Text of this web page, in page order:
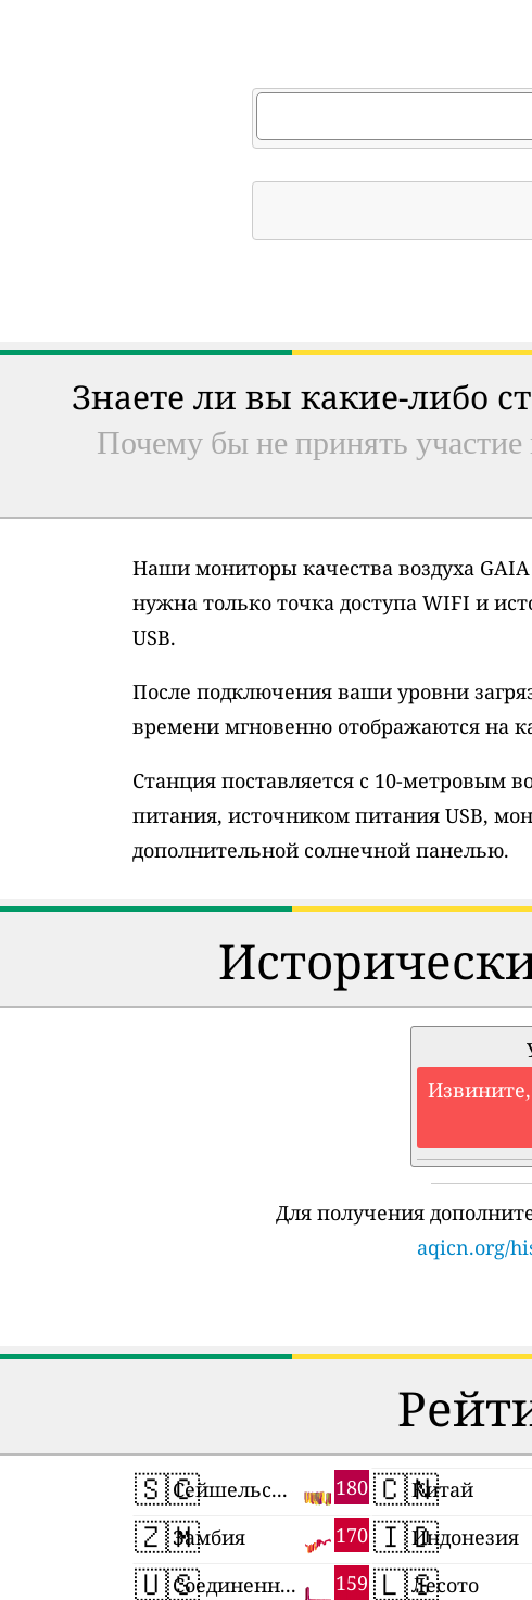
Знаете ли вы какие-либо
Почему бы не принять участие
Наши мониторы качества воздуха
нужна только точка доступа WIFI и
USB.
После подключения ваши уровни
времени мгновенно отображаются на
Станция поставляется с 10-метровым
питания, источником питания USB,
дополнительной солнечной панелью.
Для получения
aqicn.org/
🇸🇨 180
Сейшельские Острова
🇿🇲 170
Замбия
🇺🇸 159
Соединенные Штаты
🇨🇳Китай
🇮🇩Индонезия
🇱🇸Лесото